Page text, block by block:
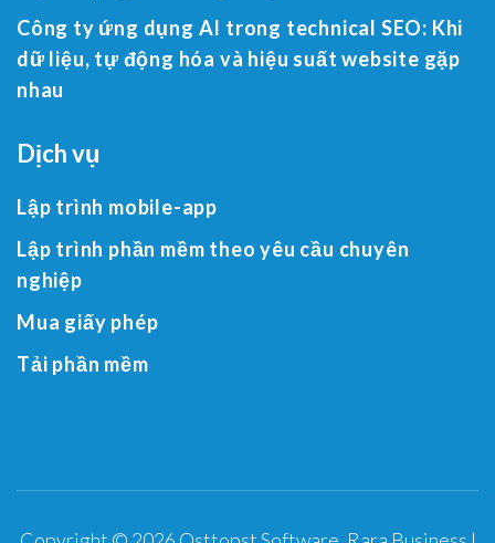
Công ty ứng dụng AI trong technical SEO: Khi
dữ liệu, tự động hóa và hiệu suất website gặp
nhau
Dịch vụ
Lập trình mobile-app
Lập trình phần mềm theo yêu cầu chuyên
nghiệp
Mua giấy phép
Tải phần mềm